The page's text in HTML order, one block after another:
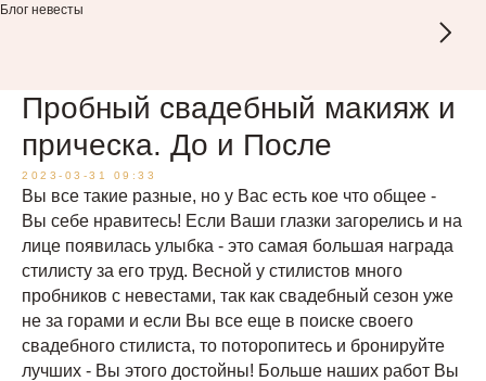
Блог невесты
Пробный свадебный макияж и
прическа. До и После
2023-03-31 09:33
Вы все такие разные, но у Вас есть кое что общее -
Вы себе нравитесь! Если Ваши глазки загорелись и на
лице появилась улыбка - это самая большая награда
стилисту за его труд. Весной у стилистов много
пробников с невестами, так как свадебный сезон уже
не за горами и если Вы все еще в поиске своего
свадебного стилиста, то поторопитесь и бронируйте
лучших - Вы этого достойны! Больше наших работ Вы